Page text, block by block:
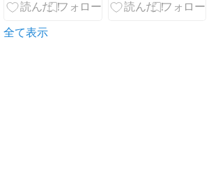
均一！
円〜、メディ
全て表示